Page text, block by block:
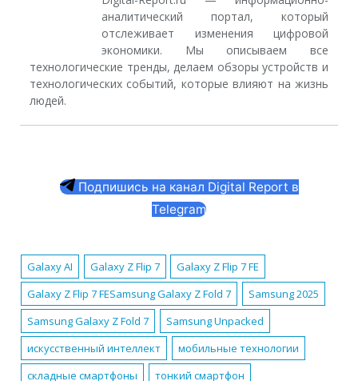
аналитический портал, который
отслеживает изменения цифровой
экономики. Мы описываем все
технологические тренды, делаем обзоры устройств и
технологических событий, которые влияют на жизнь
людей.
Подпишись на канал Digital Report в
Telegram
Galaxy AI Galaxy Z Flip 7
Galaxy Z Flip 7 FE
Galaxy Z Flip 7 FESamsung Galaxy Z Fold 7
Samsung 2025
Samsung Galaxy Z Fold 7
Samsung Unpacked
искусственный интеллект
мобильные технологии
складные смартфоны
тонкий смартфон